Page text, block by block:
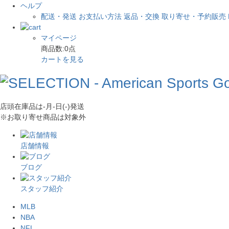
ヘルプ
配送・発送 お支払い方法 返品・交換 取り寄せ・予約販売
マイページ
商品数:0点
カートを見る
店頭在庫品は-月-日(-)発送
※お取り寄せ商品は対象外
店舗情報
ブログ
スタッフ紹介
MLB
NBA